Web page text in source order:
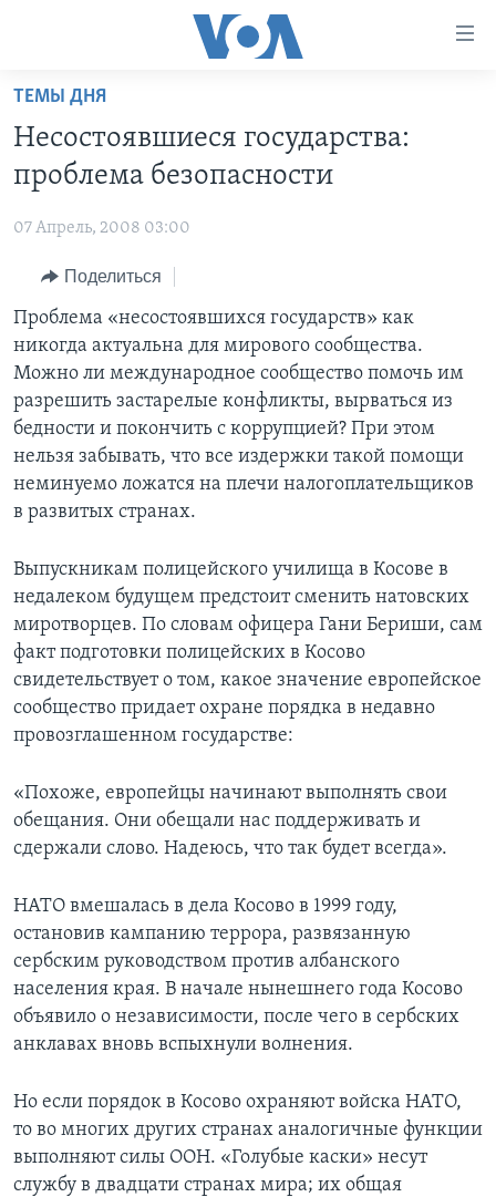
Перейти
основной
контент
Перейти
навигации
Перейти
поиск
ПРОГРАММЫ
НОВОСТИ ЗА МИНУТУ
ИТОГИ
ПОЧЕМУ ЭТО ВАЖНО?
ДИСКУССИЯ VOA
ДЕТАЛИ
НЬЮ-ЙОРК NEW YORK
АМЕРИКА. БОЛЬШОЕ ПУТЕШЕСТВИЕ
ПРОЕКТЫ
УЧИМ АНГЛИЙСКИЙ
НАША АМЕРИКАНСКАЯ ИСТОРИЯ
А КАК В АМЕРИКЕ?
АРТЕФАКТЫ
АМЕРИКАНСКИЕ ГОРОДКИ
ТЕСТЫ
ЭКСПЕРТИЗА
ИНТЕРВЬЮ
ФАКТЫ ПРОТИВ ФЕЙКОВ
ЗА СВОБОДУ ПРЕССЫ
УЧИМ АНГЛИЙСКИЙ
ВИДЕО
ПОДПИСКА НА НОВОСТИ
СОЦИАЛЬНЫЕ СЕТИ
Языки
ТЕМЫ ДНЯ
Несостоявшиеся государства:
проблема безопасности
07 Апрель, 2008 03:00
Поделиться
Проблема «несостоявшихся государств» как
никогда актуальна для мирового сообщества.
Можно ли международное сообщество помочь им
разрешить застарелые конфликты, вырваться из
бедности и покончить с коррупцией? При этом
нельзя забывать, что все издержки такой помощи
неминуемо ложатся на плечи налогоплательщиков
в развитых странах.
Выпускникам полицейского училища в Косове в
недалеком будущем предстоит сменить натовских
миротворцев. По словам офицера Гани Бериши, сам
факт подготовки полицейских в Косово
свидетельствует о том, какое значение европейское
сообщество придает охране порядка в недавно
провозглашенном государстве:
«Похоже, европейцы начинают выполнять свои
обещания. Они обещали нас поддерживать и
сдержали слово. Надеюсь, что так будет всегда».
НАТО вмешалась в дела Косово в 1999 году,
остановив кампанию террора, развязанную
сербским руководством против албанского
населения края. В начале нынешнего года Косово
объявило о независимости, после чего в сербских
анклавах вновь вспыхнули волнения.
Но если порядок в Косово охраняют войска НАТО,
то во многих других странах аналогичные функции
выполняют силы ООН. «Голубые каски» несут
службу в двадцати странах мира; их общая